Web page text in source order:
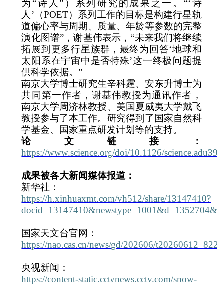
为 “诗人” ）系列研究的成果之一。 “‘诗
人 ’ （POET）系列工作的目标是构建行星轨
道偏心率与周期、质量、年龄等参数的完整
演化图谱” ，谢基伟表示， “未来我们将继续
拓展到更多行星族群，最终为回答‘地球和
太阳系在宇宙中是否特殊’这一终极问题提
供科学依据。”
南京大学博士研究生辛科霆、安东升博士为
共同第一作者，谢基伟教授为通讯作者，
南京大学周济林教授、美国夏威夷大学戴飞
教授参与了本工作。研究得到了国家自然科
学基金、国家重点研发计划等的支持。
论文链接：
https://www.science.org/doi/10.1126/
成果被各大新闻媒体报道：
新华社：
https://h.xinhuaxmt.com/vh512/share/13147410?
国家天文台官网：
https://nao.cas.cn/news/gd/202606/
央视新闻：
https://content-static.cctvnews.cctv.com/snow-